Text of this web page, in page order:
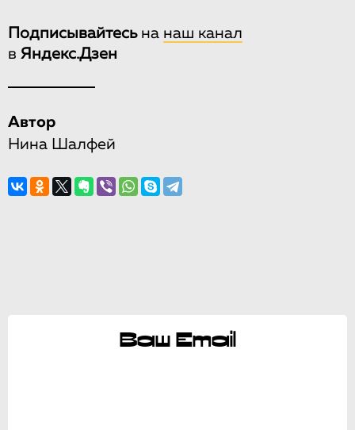
Подписывайтесьна наш канал
в Яндекс.Дзен
Автор
Нина Шалфей
Ваш Email